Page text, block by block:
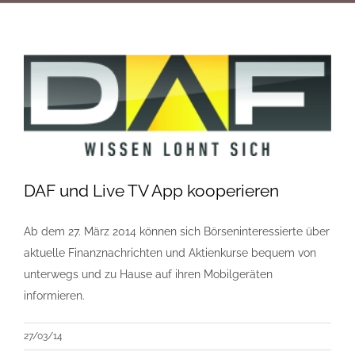
DAF und Live TV App kooperieren
Ab dem 27. März 2014 können sich Börseninteressierte über
aktuelle Finanznachrichten und Aktienkurse bequem von
unterwegs und zu Hause auf ihren Mobilgeräten
informieren.
27/03/14